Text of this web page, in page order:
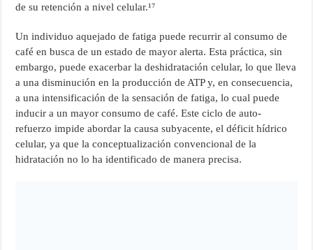
de su retención a nivel celular.¹⁷
Un individuo aquejado de fatiga puede recurrir al consumo de
café en busca de un estado de mayor alerta. Esta práctica, sin
embargo, puede exacerbar la deshidratación celular, lo que lleva
a una disminución en la producción de ATP y, en consecuencia,
a una intensificación de la sensación de fatiga, lo cual puede
inducir a un mayor consumo de café. Este ciclo de auto-
refuerzo impide abordar la causa subyacente, el déficit hídrico
celular, ya que la conceptualización convencional de la
hidratación no lo ha identificado de manera precisa.